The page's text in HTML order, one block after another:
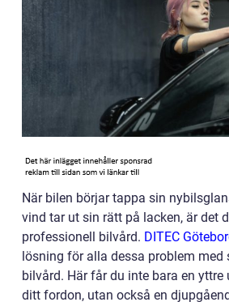
När bilen börjar tappa sin
vind tar ut sin rätt på lacken, är det
professionell bilvård. DITEC
lösning för alla dessa problem med
bilvård. Här får du inte bara en
ditt fordon, utan också en